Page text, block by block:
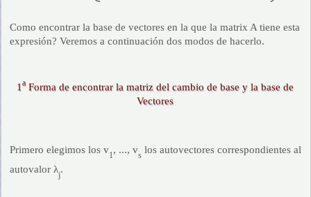
Como encontrar la base de vectores en la que la matrix A tiene esta
expresión? Veremos a continuación dos modos de hacerlo.
1aForma de encontrar la matriz del cambio de base y la base de
Vectores
Primero elegimos los v1, ..., vs los autovectores correspondientes al
autovalor λj.